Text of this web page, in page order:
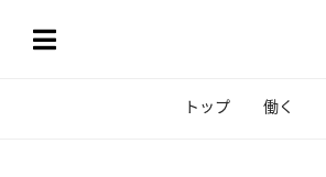
トップ 働く